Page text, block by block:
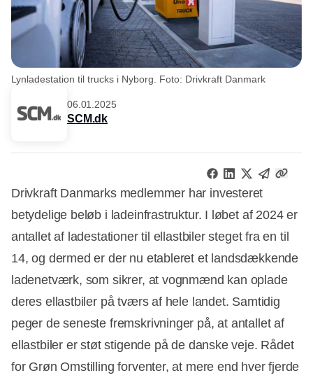
Lynladestation til trucks i Nyborg. Foto: Drivkraft Danmark
06.01.2025
SCM.dk
Drivkraft Danmarks medlemmer har investeret
betydelige beløb i ladeinfrastruktur. I løbet af 2024 er
antallet af ladestationer til ellastbiler steget fra en til
14, og dermed er der nu etableret et landsdækkende
ladenetværk, som sikrer, at vognmænd kan oplade
deres ellastbiler på tværs af hele landet. Samtidig
peger de seneste fremskrivninger på, at antallet af
ellastbiler er støt stigende på de danske veje. Rådet
for Grøn Omstilling forventer, at mere end hver fjerde